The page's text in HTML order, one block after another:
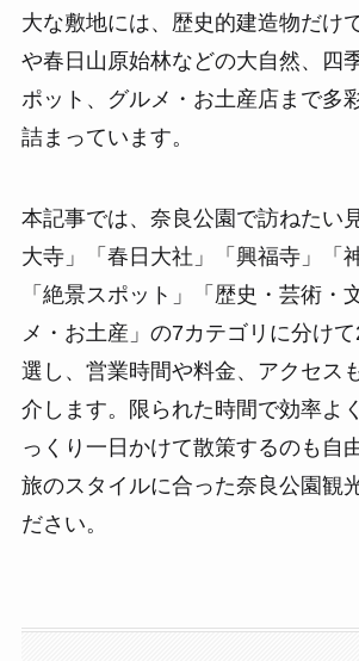
大な敷地には、歴史的建造物だけ
や春日山原始林などの大自然、四
ポット、グルメ・お土産店まで多
詰まっています。
本記事では、奈良公園で訪ねたい
大寺」「春日大社」「興福寺」「
「絶景スポット」「歴史・芸術・
メ・お土産」の7カテゴリに分け
選し、営業時間や料金、アクセス
介します。限られた時間で効率よ
っくり一日かけて散策するのも自
旅のスタイルに合った奈良公園観
ださい。